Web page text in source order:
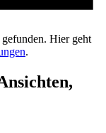
Hier geht
.